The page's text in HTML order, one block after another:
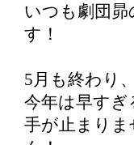
いつも劇団
す！
5月も終わり
今年は早すぎ
手が止まり